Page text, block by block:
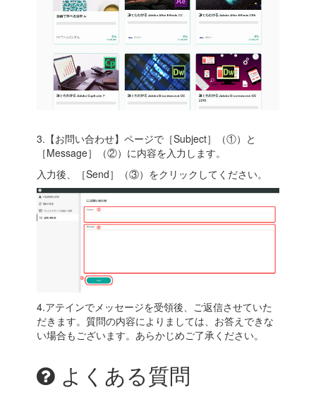
3.【お問い合わせ】ページで［Subject］（①）と
［Message］（②）に内容を入力します。
入力後、［Send］（③）をクリックしてください。
4.アテインでメッセージを受領後、ご返信させていた
だきます。質問の内容によりましては、お答えできな
い場合もございます。 あらかじめご了承ください。
よくある質問